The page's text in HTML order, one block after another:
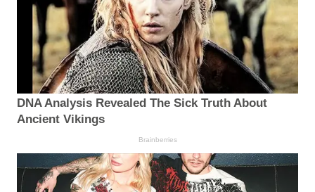
DNA Analysis Revealed The Sick Truth About
Ancient Vikings
Brainberries